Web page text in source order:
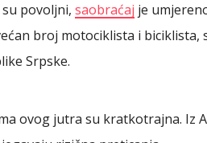
povoljni, saobraćaj je
broj motociklista i biciklista,
Srpske.
ovog jutra su kratkotrajna. Iz